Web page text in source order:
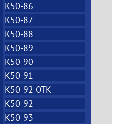
К50-86
К50-87
К50-88
К50-89
К50-90
К50-91
К50-92 ОТК
К50-92
К50-93